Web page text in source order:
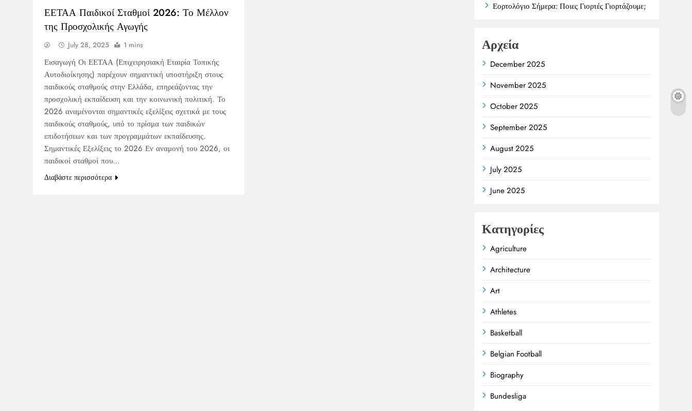
ΕΕΤΑΑ Παιδικοί Σταθμοί 2026: Το Μέλλον
της Προσχολικής Αγωγής
July 28, 2025 1 mins
Εισαγωγή Οι ΕΕΤΑΑ (Επιχειρησιακή Εταιρία Τοπικής
Αυτοδιοίκησης) παρέχουν σημαντική υποστήριξη στους
παιδικούς σταθμούς στην Ελλάδα, επηρεάζοντας την
προσχολική εκπαίδευση και την κοινωνική πολιτική. Το
2026 αναμένονται σημαντικές εξελίξεις σχετικά με τους
παιδικούς σταθμούς, υπό το πρίσμα των παιδικών
επιδοτήσεων και των προγραμμάτων εκπαίδευσης.
Σημαντικές Εξελίξεις το 2026 Εν αναμονή του 2026, οι
παιδικοί σταθμοί που…
Διαβάστε περισσότερα
Εορτολόγιο Σήμερα: Ποιες Γιορτές Γιορτάζουμε;
Αρχεία
December 2025
November 2025
October 2025
September 2025
August 2025
July 2025
June 2025
Κατηγορίες
Agriculture
Architecture
Art
Athletes
Basketball
Belgian Football
Biography
Bundesliga